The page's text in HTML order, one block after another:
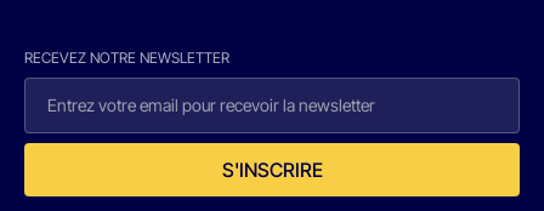
RECEVEZ NOTRE NEWSLETTER
S'INSCRIRE